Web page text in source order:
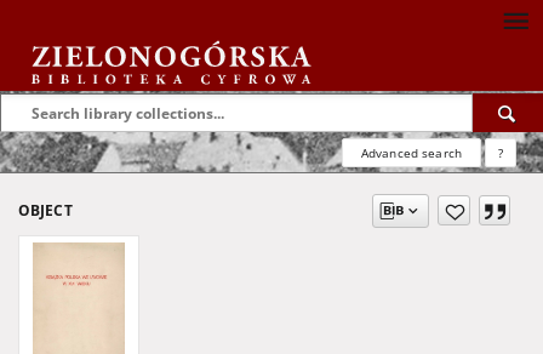
Advanced search ?
OBJECT